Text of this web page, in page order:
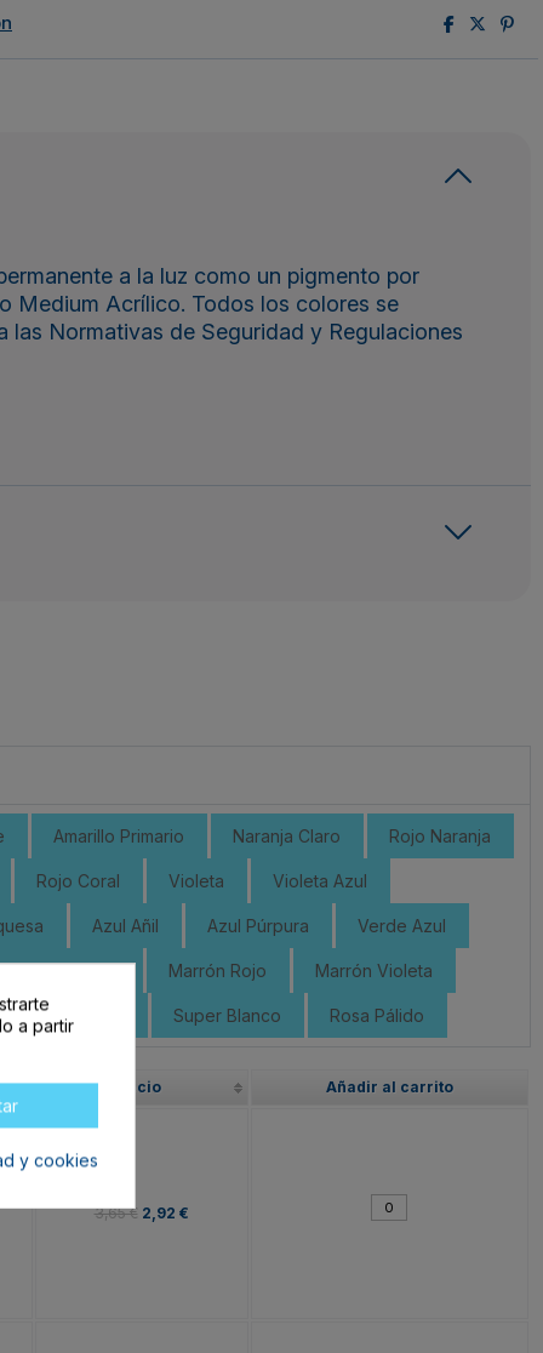
a la luz como un pigmento por
Medium Acrílico. Todos los colores se
Normativas de Seguridad y Regulaciones
Amarillo Primario Naranja Claro Rojo Naranja
Rojo Coral Violeta Violeta Azul
Azul Añil Azul Púrpura Verde Azul
Dorado Marrón Rojo Marrón Violeta
Gris Oscuro Super Blanco Rosa Pálido
Precio Añadir al carrito
3,65 € 2,92 €
a partir
y cookies